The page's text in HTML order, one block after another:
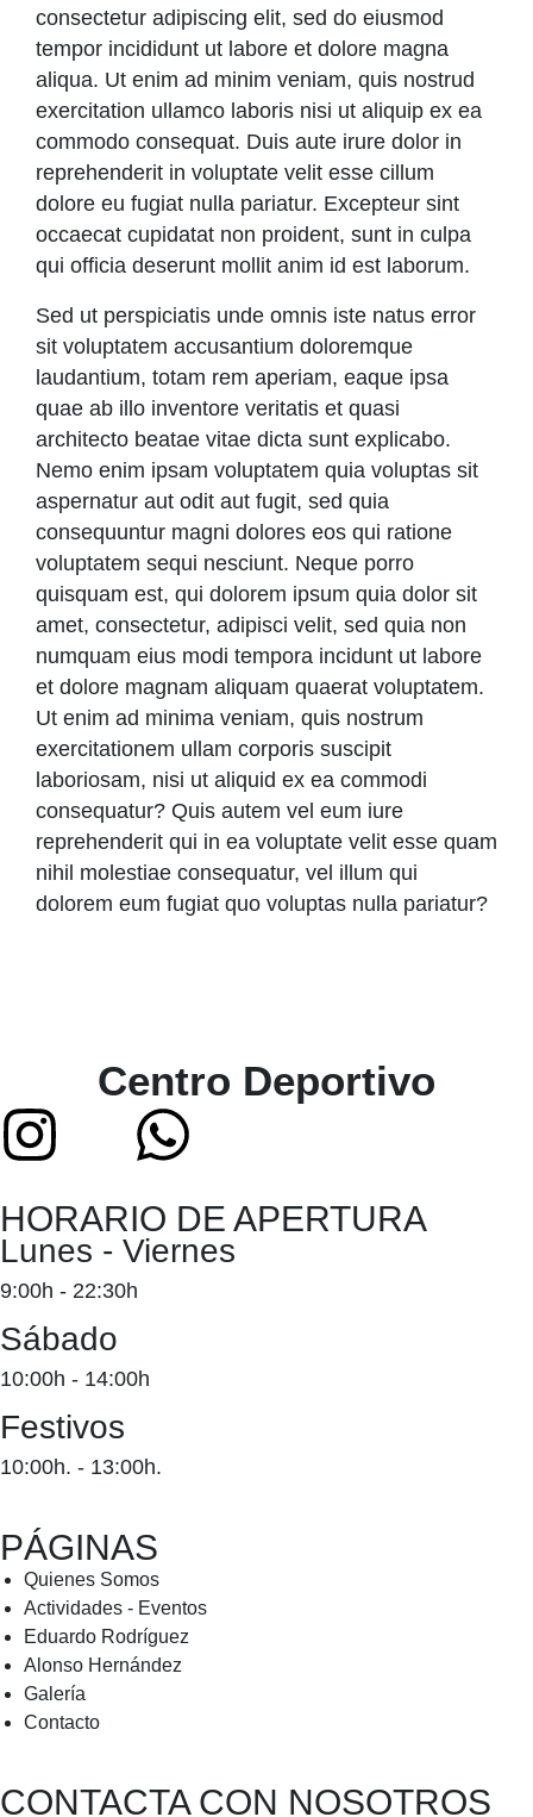
consectetur adipiscing elit, sed do eiusmod
tempor incididunt ut labore et dolore magna
aliqua. Ut enim ad minim veniam, quis nostrud
exercitation ullamco laboris nisi ut aliquip ex ea
commodo consequat. Duis aute irure dolor in
reprehenderit in voluptate velit esse cillum
dolore eu fugiat nulla pariatur. Excepteur sint
occaecat cupidatat non proident, sunt in culpa
qui officia deserunt mollit anim id est laborum.
Sed ut perspiciatis unde omnis iste natus error
sit voluptatem accusantium doloremque
laudantium, totam rem aperiam, eaque ipsa
quae ab illo inventore veritatis et quasi
architecto beatae vitae dicta sunt explicabo.
Nemo enim ipsam voluptatem quia voluptas sit
aspernatur aut odit aut fugit, sed quia
consequuntur magni dolores eos qui ratione
voluptatem sequi nesciunt. Neque porro
quisquam est, qui dolorem ipsum quia dolor sit
amet, consectetur, adipisci velit, sed quia non
numquam eius modi tempora incidunt ut labore
et dolore magnam aliquam quaerat voluptatem.
Ut enim ad minima veniam, quis nostrum
exercitationem ullam corporis suscipit
laboriosam, nisi ut aliquid ex ea commodi
consequatur? Quis autem vel eum iure
reprehenderit qui in ea voluptate velit esse quam
nihil molestiae consequatur, vel illum qui
dolorem eum fugiat quo voluptas nulla pariatur?
Centro Deportivo
HORARIO DE APERTURA
Lunes - Viernes
9:00h - 22:30h
Sábado
10:00h - 14:00h
Festivos
10:00h. - 13:00h.
PÁGINAS
Quienes Somos
Actividades - Eventos
Eduardo Rodríguez
Alonso Hernández
Galería
Contacto
CONTACTA CON NOSOTROS